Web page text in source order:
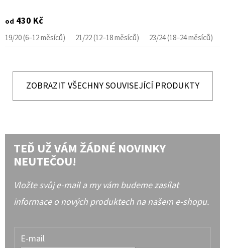
od 430 Kč
19/20 (6–12 měsíců) 21/22 (12–18 měsíců) 23/24 (18–24 měsíců)
ZOBRAZIT VŠECHNY SOUVISEJÍCÍ PRODUKTY
TEĎ UŽ VÁM ŽÁDNÉ NOVINKY
NEUTEČOU!
Vložte svůj e-mail a my vám budeme zasílat
informace o nových produktech na našem e-shopu.
E-mail